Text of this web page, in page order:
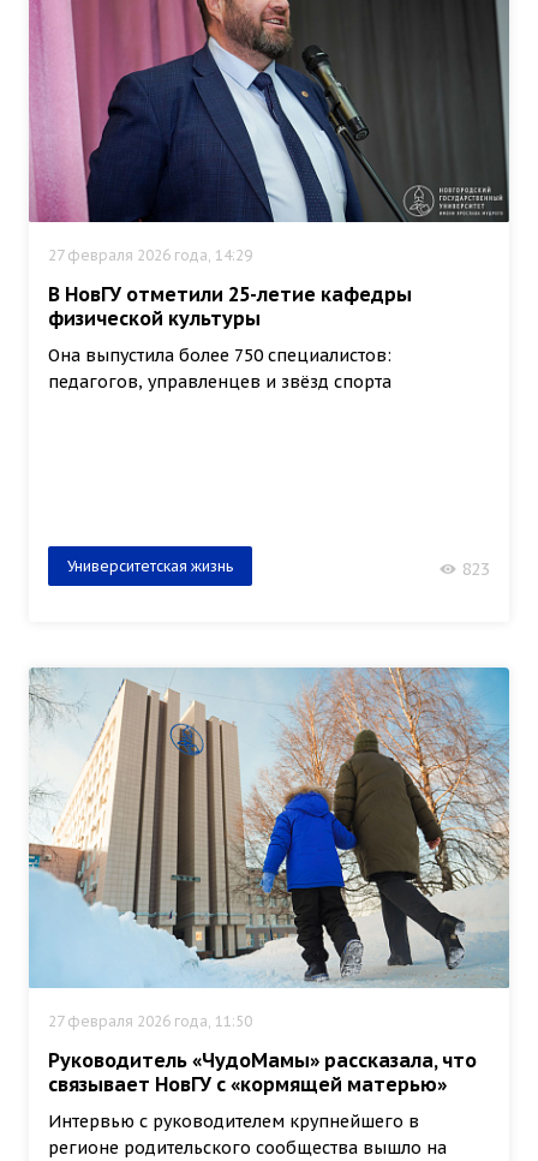
27 февраля 2026 года, 14:29
В НовГУ отметили 25-летие кафедры
физической культуры
Она выпустила более 750 специалистов:
педагогов, управленцев и звёзд спорта
Университетская жизнь 823
27 февраля 2026 года, 11:50
Руководитель «ЧудоМамы» рассказала, что
связывает НовГУ с «кормящей матерью»
Интервью с руководителем крупнейшего в
регионе родительского сообщества вышло на